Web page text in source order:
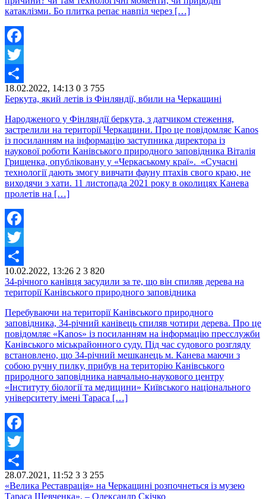
катаклізми. Бо плитка репає навпіл через […]
Facebook
Twitter
Share
18.02.2022, 14:13 0 3 755
Беркута, який летів із Фінляндії, вбили на Черкащині
Народженого у Фінляндії беркута, з датчиком стеження,
застрелили на території Черкащини. Про це повідомляє Kanos
із посиланням на інформацію заступника директора із
наукової роботи Канівського природного заповідника Віталія
Грищенка, опубліковану у «Черкаському краї». «Сучасні
технології дають змогу вивчати фауну птахів свого краю, не
виходячи з хати. 11 листопада 2021 року в околицях Канева
пролетів на […]
Facebook
Twitter
Share
10.02.2022, 13:26 2 3 820
34-річного канівця засудили за те, що він спиляв дерева на
території Канівського природного заповідника
Перебуваючи на території Канівського природного
заповідника, 34-річний канівець спиляв чотири дерева. Про це
повідомляє «Kanos» із посиланням на інформацію пресслужби
Канівського міськрайонного суду. Під час судового розгляду
встановлено, що 34-річний мешканець м. Канева маючи з
собою ручну пилку, прибув на територію Канівського
природного заповідника навчально-наукового центру
«Інституту біології та медицини» Київського національного
університету імені Тараса […]
Facebook
Twitter
Share
28.07.2021, 11:52 3 3 255
«Велика Реставрація» на Черкащині розпочнеться із музею
Тараса Шевченка», – Олександр Скічко